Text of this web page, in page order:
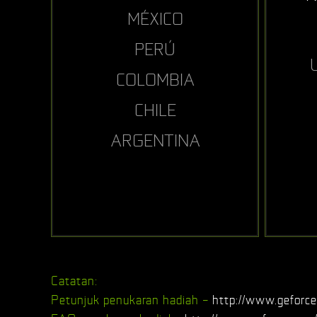
MÉXICO
PERÚ
COLOMBIA
CHILE
ARGENTINA
Catatan:
Petunjuk penukaran hadiah – http://